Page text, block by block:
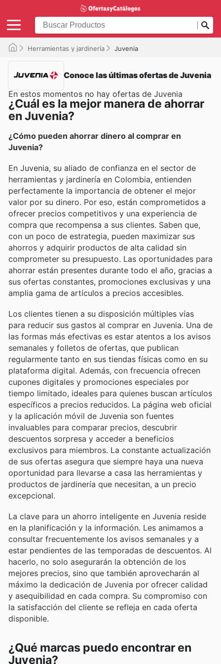
Herramientas y jardinería Juvenia
Conoce las últimas ofertas de Juvenia
En estos momentos no hay ofertas de Juvenia
¿Cuál es la mejor manera de ahorrar
en Juvenia?
¿Cómo pueden ahorrar dinero al comprar en
Juvenia?
En Juvenia, su aliado de confianza en el sector de
herramientas y jardinería en Colombia, entienden
perfectamente la importancia de obtener el mejor
valor por su dinero. Por eso, están comprometidos a
ofrecer precios competitivos y una experiencia de
compra que recompensa a sus clientes. Saben que,
con un poco de estrategia, pueden maximizar sus
ahorros y adquirir productos de alta calidad sin
comprometer su presupuesto. Las oportunidades para
ahorrar están presentes durante todo el año, gracias a
sus ofertas constantes, promociones exclusivas y una
amplia gama de artículos a precios accesibles.
Los clientes tienen a su disposición múltiples vías
para reducir sus gastos al comprar en Juvenia. Una de
las formas más efectivas es estar atentos a los avisos
semanales y folletos de ofertas, que publican
regularmente tanto en sus tiendas físicas como en su
plataforma digital. Además, con frecuencia ofrecen
cupones digitales y promociones especiales por
tiempo limitado, ideales para quienes buscan artículos
específicos a precios reducidos. La página web oficial
y la aplicación móvil de Juvenia son fuentes
invaluables para comparar precios, descubrir
descuentos sorpresa y acceder a beneficios
exclusivos para miembros. La constante actualización
de sus ofertas asegura que siempre haya una nueva
oportunidad para llevarse a casa las herramientas y
productos de jardinería que necesitan, a un precio
excepcional.
La clave para un ahorro inteligente en Juvenia reside
en la planificación y la información. Les animamos a
consultar frecuentemente los avisos semanales y a
estar pendientes de las temporadas de descuentos. Al
hacerlo, no solo asegurarán la obtención de los
mejores precios, sino que también aprovecharán al
máximo la dedicación de Juvenia por ofrecer calidad
y asequibilidad en cada compra. Su compromiso con
la satisfacción del cliente se refleja en cada oferta
disponible.
¿Qué marcas puedo encontrar en
Juvenia?